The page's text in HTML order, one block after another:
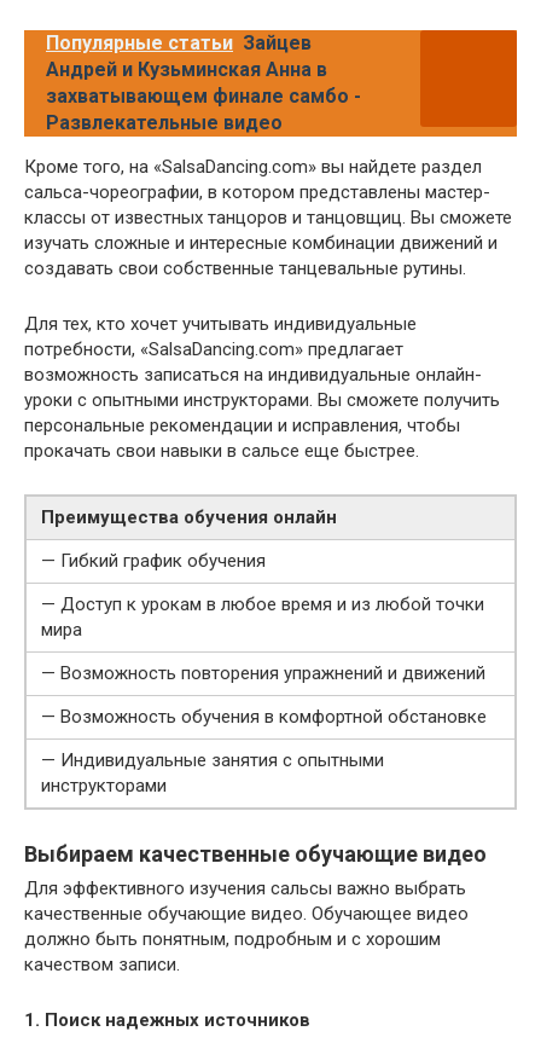
Популярные статьи Зайцев
Андрей и Кузьминская Анна в
захватывающем финале самбо -
Развлекательные видео
Кроме того, на «SalsaDancing.com» вы найдете раздел
сальса-чореографии, в котором представлены мастер-
классы от известных танцоров и танцовщиц. Вы сможете
изучать сложные и интересные комбинации движений и
создавать свои собственные танцевальные рутины.
Для тех, кто хочет учитывать индивидуальные
потребности, «SalsaDancing.com» предлагает
возможность записаться на индивидуальные онлайн-
уроки с опытными инструкторами. Вы сможете получить
персональные рекомендации и исправления, чтобы
прокачать свои навыки в сальсе еще быстрее.
Преимущества обучения онлайн
— Гибкий график обучения
— Доступ к урокам в любое время и из любой точки
мира
— Возможность повторения упражнений и движений
— Возможность обучения в комфортной обстановке
— Индивидуальные занятия с опытными
инструкторами
Выбираем качественные обучающие видео
Для эффективного изучения сальсы важно выбрать
качественные обучающие видео. Обучающее видео
должно быть понятным, подробным и с хорошим
качеством записи.
1. Поиск надежных источников